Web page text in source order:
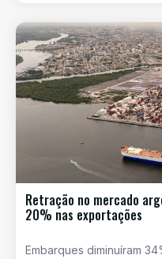
Retração no mercado
20% nas exportações
Embarques diminuíram